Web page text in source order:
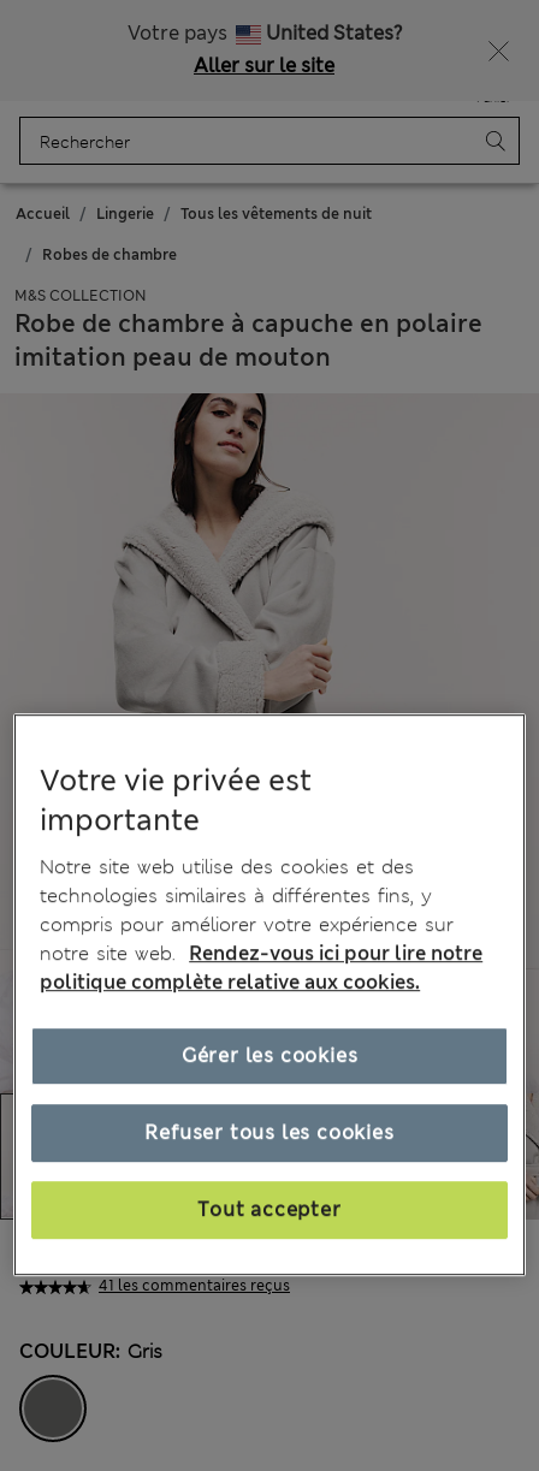
Votre pays
United States?
Aller sur le site
Panier
Accueil Lingerie Tous les vêtements de nuit
Robes de chambre
M&S COLLECTION
Robe de chambre à capuche en polaire
imitation peau de mouton
41 les commentaires reçus
84.00 €
COULEUR: Gris
Votre vie privée est
importante
Notre site web utilise des cookies et des
technologies similaires à différentes fins, y
compris pour améliorer votre expérience sur
notre site web.
Rendez-vous ici pour lire notre
politique complète relative aux cookies.
Refuser tous les cookies
Tout accepter
Gérer les cookies